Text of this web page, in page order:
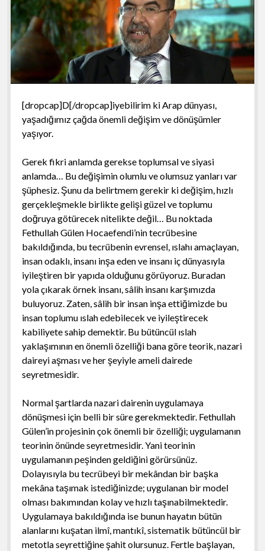
[dropcap]D[/dropcap]iyebilirim ki Arap dünyası,
yaşadığımız çağda önemli değişim ve dönüşümler
yaşıyor.
Gerek fikri anlamda gerekse toplumsal ve siyasi
anlamda… Bu değişimin olumlu ve olumsuz yanları var
şüphesiz. Şunu da belirtmem gerekir ki değişim, hızlı
gerçekleşmekle birlikte gelişi güzel ve toplumu
doğruya götürecek nitelikte değil… Bu noktada
Fethullah Gülen Hocaefendi’nin tecrübesine
bakıldığında, bu tecrübenin evrensel, ıslahı amaçlayan,
insan odaklı, insanı inşa eden ve insanı iç dünyasıyla
iyileştiren bir yapıda olduğunu görüyoruz. Buradan
yola çıkarak örnek insanı, sâlih insanı karşımızda
buluyoruz. Zaten, sâlih bir insan inşa ettiğimizde bu
insan toplumu ıslah edebilecek ve iyileştirecek
kabiliyete sahip demektir. Bu bütüncül ıslah
yaklaşımının en önemli özelliği bana göre teorik, nazari
daireyi aşması ve her şeyiyle ameli dairede
seyretmesidir.
Normal şartlarda nazari dairenin uygulamaya
dönüşmesi için belli bir süre gerekmektedir. Fethullah
Gülen’in projesinin çok önemli bir özelliği; uygulamanın
teorinin önünde seyretmesidir. Yani teorinin
uygulamanın peşinden geldiğini görürsünüz.
Dolayısıyla bu tecrübeyi bir mekândan bir başka
mekâna taşımak istediğinizde; uygulanan bir model
olması bakımından kolay ve hızlı taşınabilmektedir.
Uygulamaya bakıldığında ise bunun hayatın bütün
alanlarını kuşatan ilmî, mantıkî, sistematik bütüncül bir
metotla seyrettiğine şahit olursunuz. Fertle başlayan,